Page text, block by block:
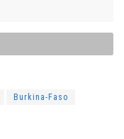
Burkina-Faso